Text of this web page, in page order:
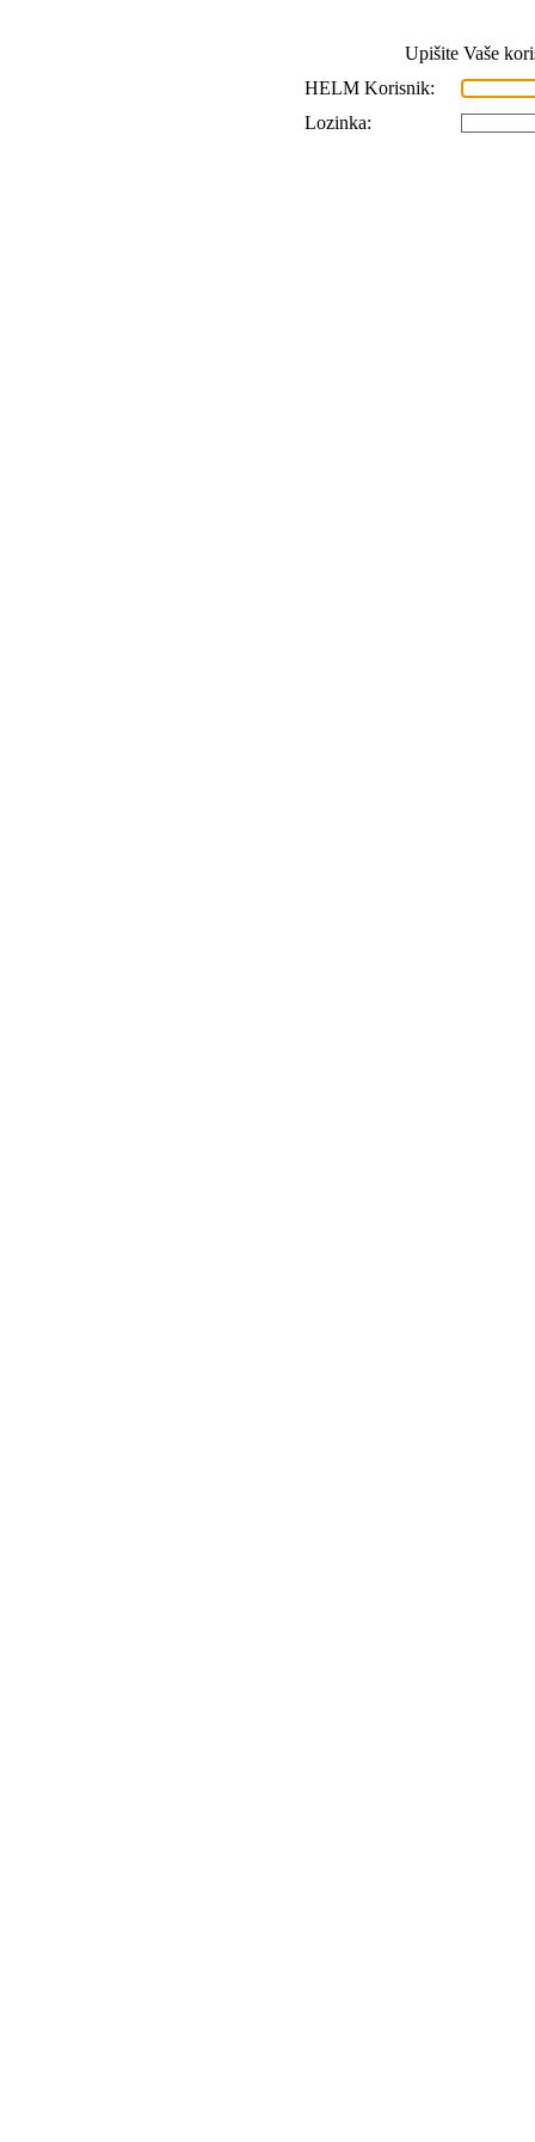
Upišite Vaše
HELM Korisnik:
Lozinka: